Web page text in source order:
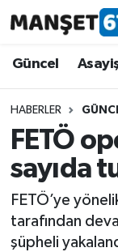
Güncel
HABERLER
FETÖ
sayıda
FETÖ’ye
tarafından
şüpheli
Güncel
Asayiş
Siyaset
Spor
Eğitim